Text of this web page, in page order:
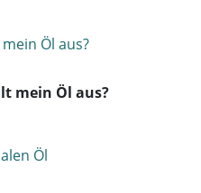
mein Öl aus?